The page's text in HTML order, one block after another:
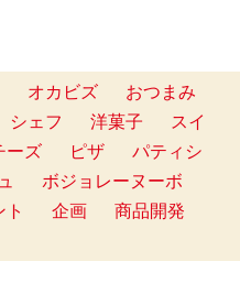
オカビズ
おつまみ
シェフ 洋菓子
スイ
ーズ ピザ
パティシ
ボジョレーヌーボ
ト 企画
商品開発